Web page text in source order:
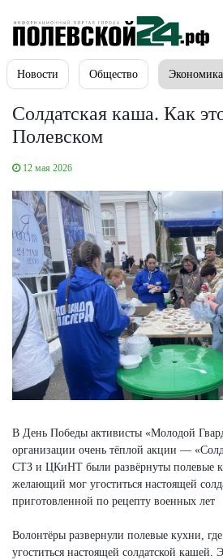
Новости Общество Экономика
Солдатская каша. Как
Полевском
12 мая 2026
В День Победы активисты «Молодой
организации очень тёплой акции —
СТЗ и ЦКиНТ были развёрнуты полевые
желающий мог угоститься настоящей
приготовленной по рецепту военных лет
Волонтёры развернули полевые кухни,
угоститься настоящей солдатской кашей.